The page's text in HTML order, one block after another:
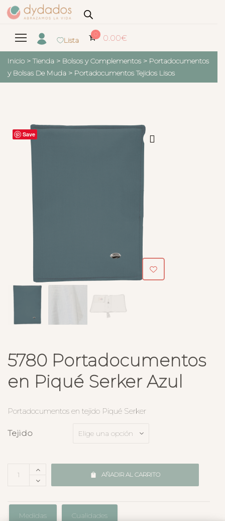
Lista
0 0.00€
Inicio > Tienda > Bolsos y Complementos > Portadocumentos
y Bolsas De Muda > Portadocumentos Tejidos Lisos
Save
5780 Portadocumentos
en Piqué Serker Azul
Portadocumentos en tejido Piqué Serker
Tejido
AÑADIR AL CARRITO
Medidas Cualidades